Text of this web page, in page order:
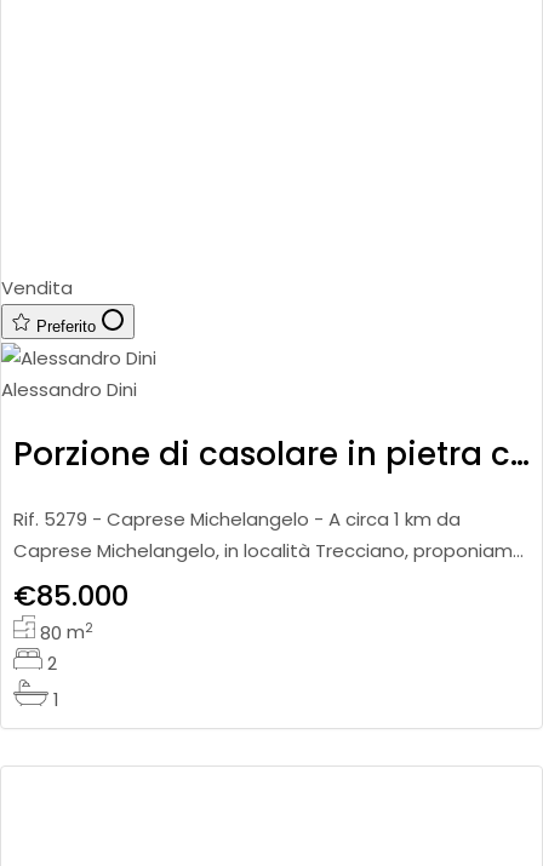
Vendita
Preferito
Alessandro Dini
Porzione di casolare in pietra con terreno
Rif. 5279 - Caprese Michelangelo - A circa 1 km da
Caprese Michelangelo, in località Trecciano, proponiamo
in vendita porzione di casolare in pietra di circa 80 mq,
con ing
€85.000
80m2
2
1